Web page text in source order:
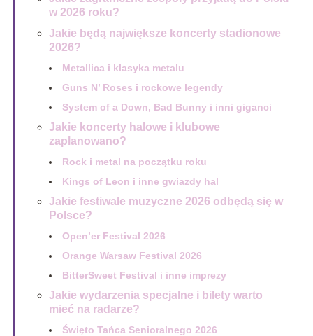
w 2026 roku?
Jakie będą największe koncerty stadionowe
2026?
Metallica i klasyka metalu
Guns N’ Roses i rockowe legendy
System of a Down, Bad Bunny i inni giganci
Jakie koncerty halowe i klubowe
zaplanowano?
Rock i metal na początku roku
Kings of Leon i inne gwiazdy hal
Jakie festiwale muzyczne 2026 odbędą się w
Polsce?
Open’er Festival 2026
Orange Warsaw Festival 2026
BitterSweet Festival i inne imprezy
Jakie wydarzenia specjalne i bilety warto
mieć na radarze?
Święto Tańca Senioralnego 2026